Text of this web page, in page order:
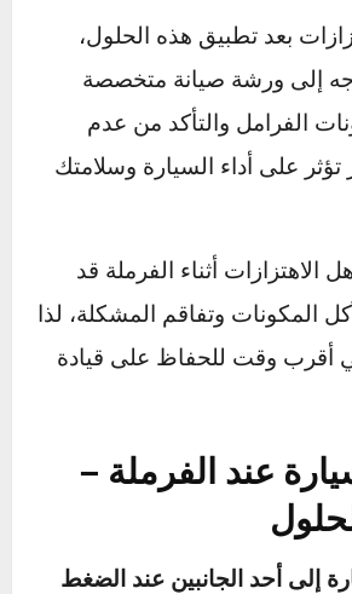
لإصلاح المشكلة
والتأكد من عدم وجود
في الإطارات أو انحراف
ذلك إلى اهتزازات عند
يجب فحص وضبط ميزان
سطح الأقراص أو خرطها إذا
أو تآكل غير متساوٍ على سطح
خرطها لتصبح ناعمة
إذا كانت تالفة تمامًا.